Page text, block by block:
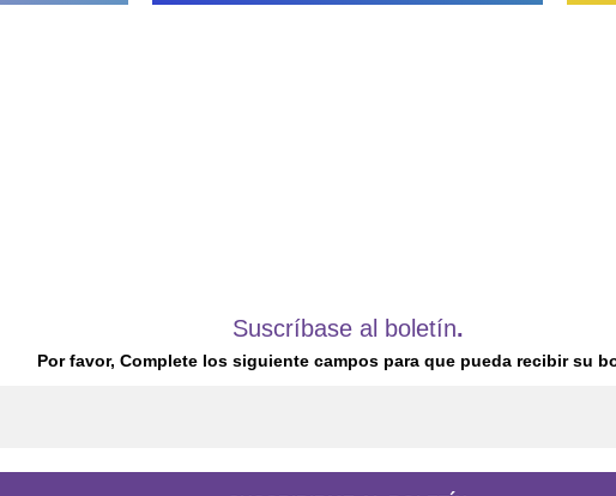
Suscríbase al boletín.
Por favor, Complete los siguiente campos para que pueda recibir su